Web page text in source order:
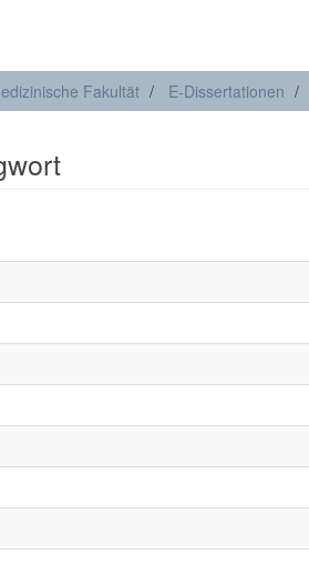
Fakultät E-Dissertationen